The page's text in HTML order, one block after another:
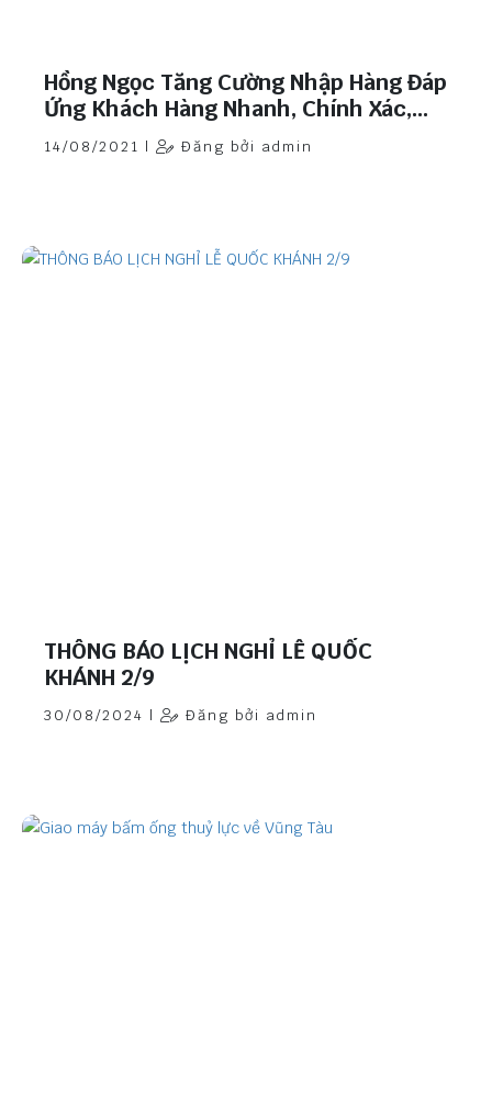
Hồng Ngọc Tăng Cường Nhập Hàng Đáp
Ứng Khách Hàng Nhanh, Chính Xác,
Chất Lượng.
14/08/2021 | Đăng bởi admin
THÔNG BÁO LỊCH NGHỈ LỄ QUỐC
KHÁNH 2/9
30/08/2024 | Đăng bởi admin